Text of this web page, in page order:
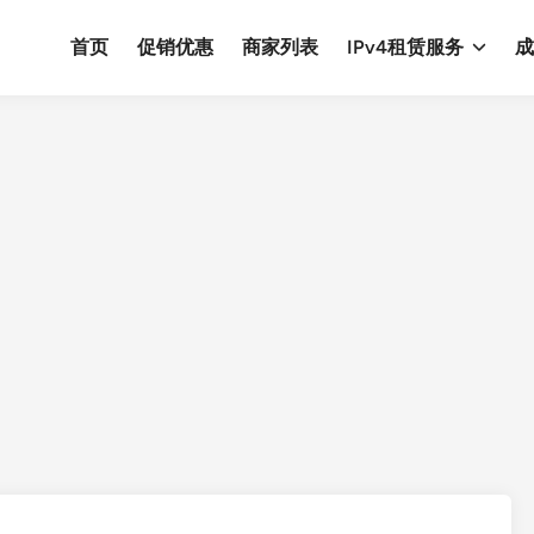
首页 促销优惠 商家列表 IPv4租赁服务